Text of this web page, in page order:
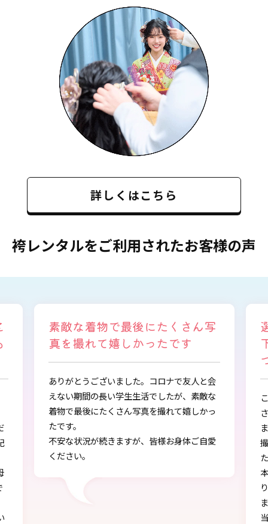
詳しくはこちら
袴レンタルをご利用されたお客様の声
選ぶ時から色々と親身になって
下さり、自分に似合うものを見
つけることができました
この度は、とても素敵な着物・袴をご提供下
さりありがとうございました。
また、早朝からの着付、ヘアアレンジ、写真
撮影もしていただき、ありがとうございまし
た。